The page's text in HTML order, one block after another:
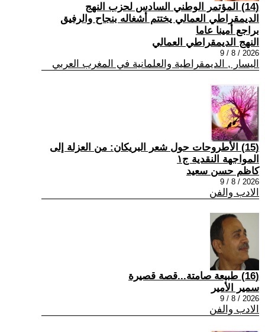
(14) المؤتمر الوطني السادس لحزب النهج
الديمقراطي العمالي يختتم أشغاله بنجاح والرفيق
براجع أمينا عاما
النهج الديمقراطي العمالي
2026 / 8 / 9
اليسار , الديمقراطية والعلمانية في المغرب العربي
(15) الأطروحات حول شعر البريكان: من العزلة إلى
المواجهة النقدية ج١
كاظم حسن سعيد
2026 / 8 / 9
الادب والفن
(16) طبيعة صامتة...قصة قصيرة
سمير الأمير
2026 / 8 / 9
الادب والفن